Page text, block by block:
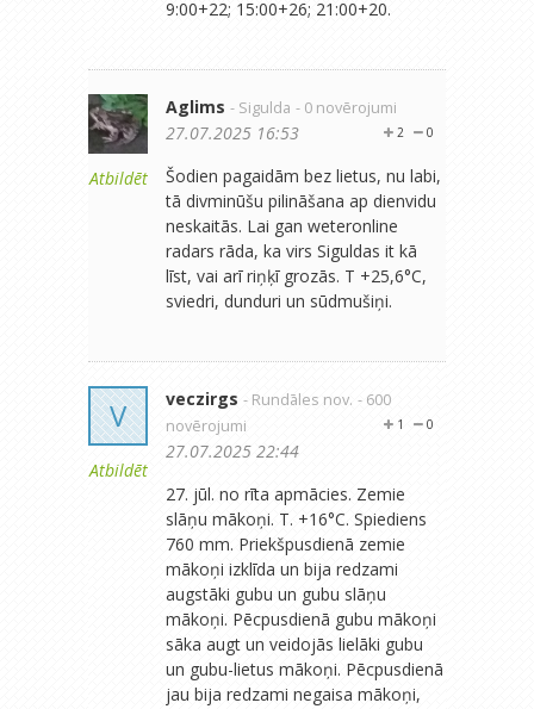
9:00+22; 15:00+26; 21:00+20.
Atbildēt
Aglims - Sigulda - 0 novērojumi
0
2
27.07.2025 16:53
Šodien pagaidām bez lietus, nu labi,
tā divminūšu pilināšana ap dienvidu
neskaitās. Lai gan weteronline
radars rāda, ka virs Siguldas it kā
līst, vai arī riņķī grozās. T +25,6°C,
sviedri, dunduri un sūdmušiņi.
V
Atbildēt
veczirgs - Rundāles nov. - 600
novērojumi
0
1
27.07.2025 22:44
27. jūl. no rīta apmācies. Zemie
slāņu mākoņi. T. +16°C. Spiediens
760 mm. Priekšpusdienā zemie
mākoņi izklīda un bija redzami
augstāki gubu un gubu slāņu
mākoņi. Pēcpusdienā gubu mākoņi
sāka augt un veidojās lielāki gubu
un gubu-lietus mākoņi. Pēcpusdienā
jau bija redzami negaisa mākoņi,